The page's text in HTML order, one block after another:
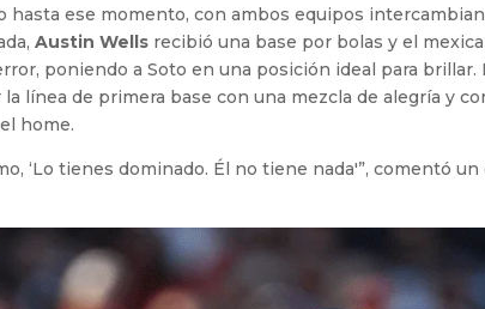
hasta ese momento, con ambos equipos
Austin Wells recibió una base por bolas y el
poniendo a Soto en una posición ideal para
línea de primera base con una mezcla de alegría y
home.
‘Lo tienes dominado. Él no tiene nada'”, comentó